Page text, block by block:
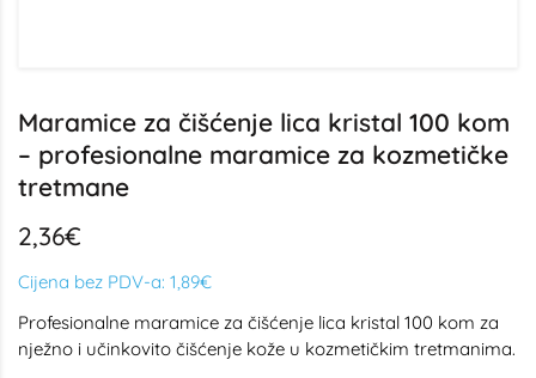
Maramice za čišćenje lica kristal 100 kom
– profesionalne maramice za kozmetičke
tretmane
2,36€
Cijena bez PDV-a: 1,89€
Profesionalne maramice za čišćenje lica kristal 100 kom za
nježno i učinkovito čišćenje kože u kozmetičkim tretmanima.